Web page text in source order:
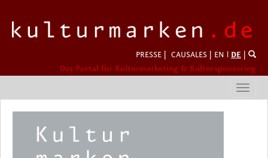
PRESSE CAUSALES EN DE
Das Portal für Kulturmarketing & Kultursponsoring